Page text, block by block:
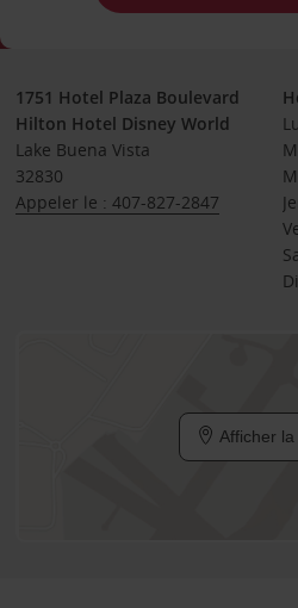
1751 Hotel Plaza Boulevard
Hilton Hotel Disney World
Lake Buena Vista
32830
Appeler le : 407-827-2847
Afficher